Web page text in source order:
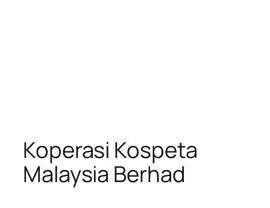
Koperasi Kospeta
Malaysia Berhad